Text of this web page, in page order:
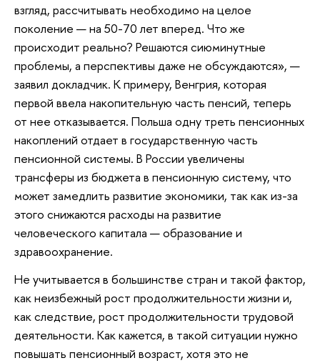
взгляд, рассчитывать необходимо на целое
поколение — на 50-70 лет вперед. Что же
происходит реально? Решаются сиюминутные
проблемы, а перспективы даже не обсуждаются», —
заявил докладчик. К примеру, Венгрия, которая
первой ввела накопительную часть пенсий, теперь
от нее отказывается. Польша одну треть пенсионных
накоплений отдает в государственную часть
пенсионной системы. В России увеличены
трансферы из бюджета в пенсионную систему, что
может замедлить развитие экономики, так как из-за
этого снижаются расходы на развитие
человеческого капитала — образование и
здравоохранение.
Не учитывается в большинстве стран и такой фактор,
как неизбежный рост продолжительности жизни и,
как следствие, рост продолжительности трудовой
деятельности. Как кажется, в такой ситуации нужно
повышать пенсионный возраст, хотя это не